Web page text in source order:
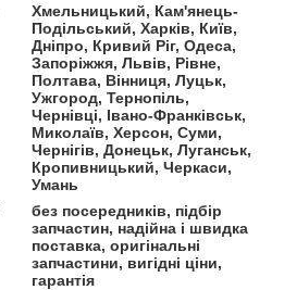
Хмельницький, Кам'янець-
Подільський, Харків, Київ,
Дніпро, Кривий Ріг, Одеса,
Запоріжжя, Львів, Рівне,
Полтава, Вінниця, Луцьк,
Ужгород, Тернопіль,
Чернівці, Івано-Франківськ,
Миколаїв, Херсон, Суми,
Чернігів, Донецьк, Луганськ,
Кропивницький, Черкаси,
Умань
без посередників, підбір
запчастин, надійна і швидка
поставка, оригінальні
запчастини, вигідні ціни,
гарантія